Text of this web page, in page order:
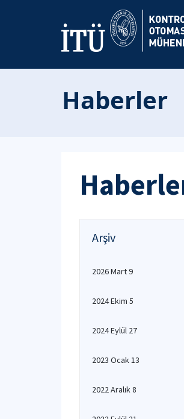
Haberler
Arşiv
2026 Mart 9
2024 Ekim 5
2024 Eylül 27
2023 Ocak 13
2022 Aralık 8